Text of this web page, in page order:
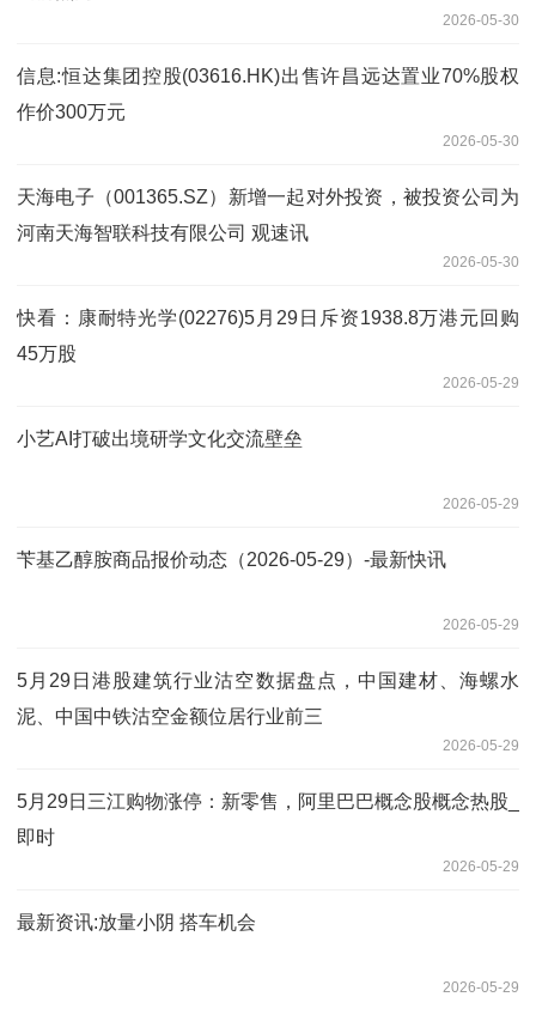
2026-05-30
信息:恒达集团控股(03616.HK)出售许昌远达置业70%股权
作价300万元
2026-05-30
天海电子（001365.SZ）新增一起对外投资，被投资公司为
河南天海智联科技有限公司 观速讯
2026-05-30
快看：康耐特光学(02276)5月29日斥资1938.8万港元回购
45万股
2026-05-29
小艺AI打破出境研学文化交流壁垒
2026-05-29
苄基乙醇胺商品报价动态（2026-05-29）-最新快讯
2026-05-29
5月29日港股建筑行业沽空数据盘点，中国建材、海螺水
泥、中国中铁沽空金额位居行业前三
2026-05-29
5月29日三江购物涨停：新零售，阿里巴巴概念股概念热股_
即时
2026-05-29
最新资讯:放量小阴 搭车机会
2026-05-29